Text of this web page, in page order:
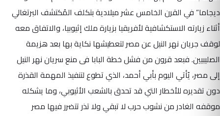
ديجاما” في القرن الخامس عشر ميلادية بتكلف المُكتشف البرتغالي
أثناء زيارته الاستكشافية لأفريقيا بزيارة ملك إثيوبيا، والاتفاق معه
لوقف جريان نهر النيل عن مصر لتعطيشها نكاية بها بعد هزيمة
الصليبيين. فبعد قرون من فشل خطة البابا فى منع سريان نهر النيل
إلى مصر، يُأتي اليوم بأبي أحمد، الذي تطوع لتنفيذ المهمة القذرة
دون تقديره للأخطار التي قد تحدق بالشعب الأثيوبي، وما يشكله
موقفه الغادر من نشوب حرب لا تبقي ولا تذر تتضرر فيها مصر